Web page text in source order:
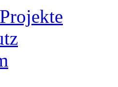
Formate
Verlage,